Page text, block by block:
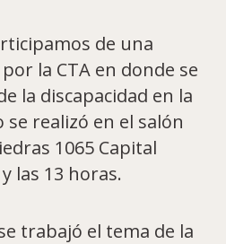
de una
la CTA en donde se
la discapacidad en la
realizó en el salón
1065 Capital
las 13 horas.
trabajó el tema de la